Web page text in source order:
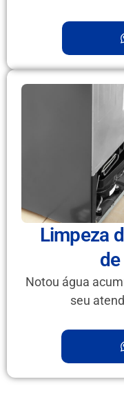
Limpeza
Notou água
seu